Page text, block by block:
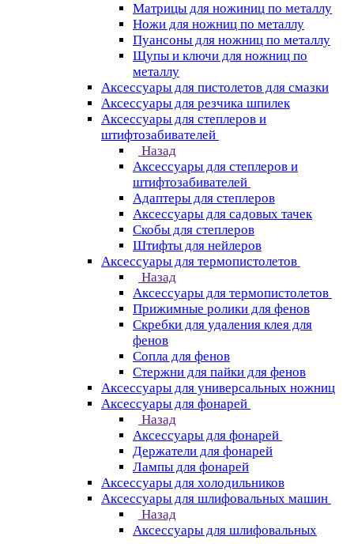
Матрицы для ножиниц по металлу
Ножи для ножниц по металлу
Пуансоны для ножниц по металлу
Щупы и ключи для ножниц по
металлу
Аксессуары для пистолетов для смазки
Аксессуары для резчика шпилек
Аксессуары для степлеров и
штифтозабивателей
Назад
Аксессуары для степлеров и
штифтозабивателей
Адаптеры для степлеров
Аксессуары для садовых тачек
Скобы для степлеров
Штифты для нейлеров
Аксессуары для термопистолетов
Назад
Аксессуары для термопистолетов
Прижимные ролики для фенов
Скребки для удаления клея для
фенов
Сопла для фенов
Стержни для пайки для фенов
Аксессуары для универсальных ножниц
Аксессуары для фонарей
Назад
Аксессуары для фонарей
Держатели для фонарей
Лампы для фонарей
Аксессуары для холодильников
Аксессуары для шлифовальных машин
Назад
Аксессуары для шлифовальных